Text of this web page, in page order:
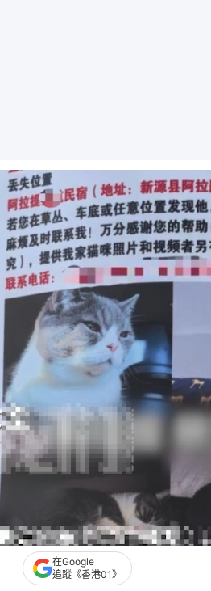
在Google
追蹤《香港01》